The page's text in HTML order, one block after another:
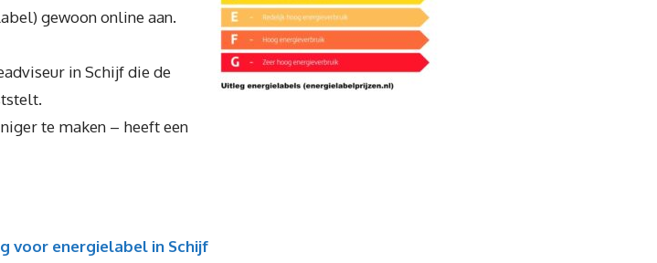
gewoon online aan.
in Schijf die de
te maken – heeft een
voor energielabel in Schijf